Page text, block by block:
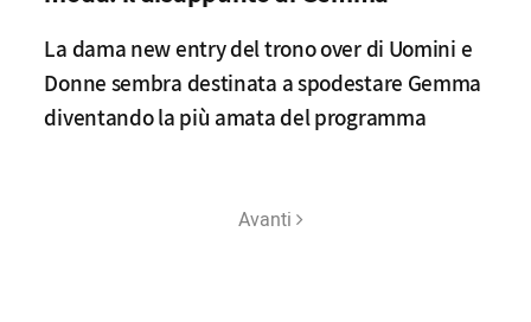
La dama new entry del trono over di Uomini e
Donne sembra destinata a spodestare Gemma
diventando la più amata del programma
Avanti